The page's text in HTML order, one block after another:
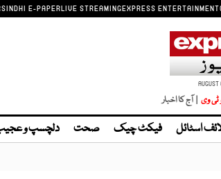
SINDHI E-PAPERLIVE STREAMINGEXPRESS ENTERTAINMENT
| آج کا اخبار
اسٹائل فیکٹ چیک صحت دلچسپ و